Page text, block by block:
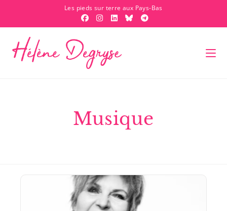
Les pieds sur terre aux Pays-Bas
Musique